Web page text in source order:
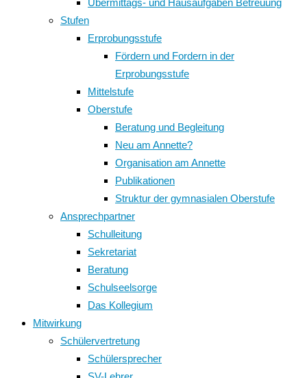
Übermittags- und Hausaufgaben Betreuung
Stufen
Erprobungsstufe
Fördern und Fordern in der
Erprobungsstufe
Mittelstufe
Oberstufe
Beratung und Begleitung
Neu am Annette?
Organisation am Annette
Publikationen
Struktur der gymnasialen Oberstufe
Ansprechpartner
Schulleitung
Sekretariat
Beratung
Schulseelsorge
Das Kollegium
Mitwirkung
Schülervertretung
Schülersprecher